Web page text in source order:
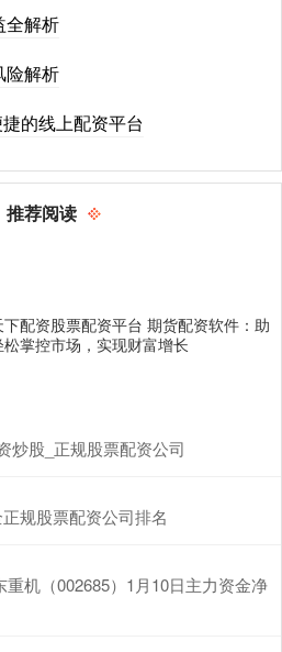
全解析
险解析
的线上配资平台
推荐阅读
下配资股票配资平台 期货配资软件：助
松掌控市场，实现财富增长
炒股_正规股票配资公司
规股票配资公司排名
机（002685）1月10日主力资金净